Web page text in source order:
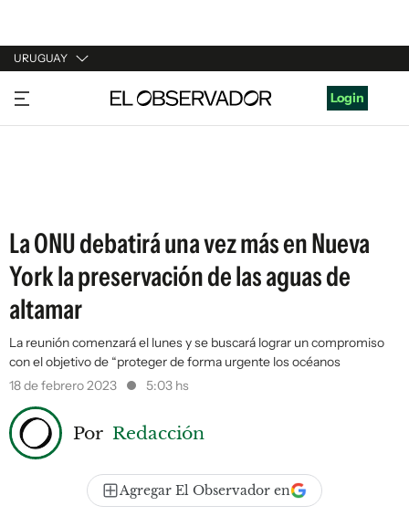
URUGUAY
URUGUAY
ARGENTINA
Login
La ONU debatirá una vez más en Nueva
York la preservación de las aguas de
altamar
La reunión comenzará el lunes y se buscará lograr un compromiso
con el objetivo de “proteger de forma urgente los océanos
18 de febrero 2023
5:03 hs
Por Redacción
Agregar El Observador en